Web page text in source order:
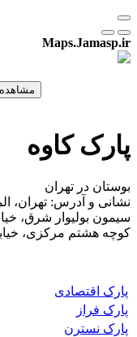
Maps.Jamasp.ir
پارک کاوه
بوستان در تهران
نشانی و آدرس: تهران،
کوچه هشتم مرکزی، خیابان 24متری المهدی،
پارک اقتصادی
پارک فراز
پارک نسترن